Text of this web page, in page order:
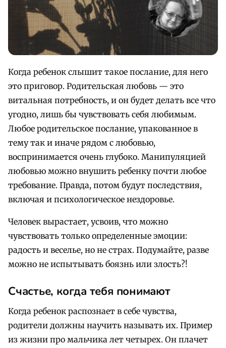
Когда ребенок слышит такое послание, для него
это приговор. Родительская любовь — это
витальная потребность, и он будет делать все что
угодно, лишь бы чувствовать себя любимым.
Любое родительское послание, упакованное в
тему так и иначе рядом с любовью,
воспринимается очень глубоко. Манипуляцией
любовью можно внушить ребенку почти любое
требование. Правда, потом будут последствия,
включая и психологическое нездоровье.
Человек вырастает, усвоив, что можно
чувствовать только определенные эмоции:
радость и веселье, но не страх. Подумайте, разве
можно не испытывать боязнь или злость?!
Счастье, когда тебя понимают
Когда ребенок распознает в себе чувства,
родители должны научить называть их. Пример
из жизни про мальчика лет четырех. Он плачет